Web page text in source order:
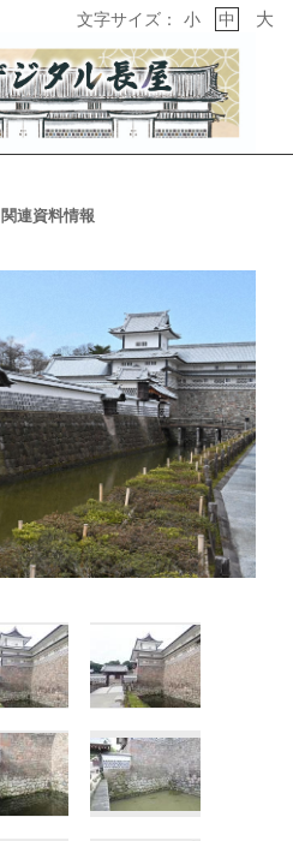
文字サイズ： 小 中 大
関連資料情報